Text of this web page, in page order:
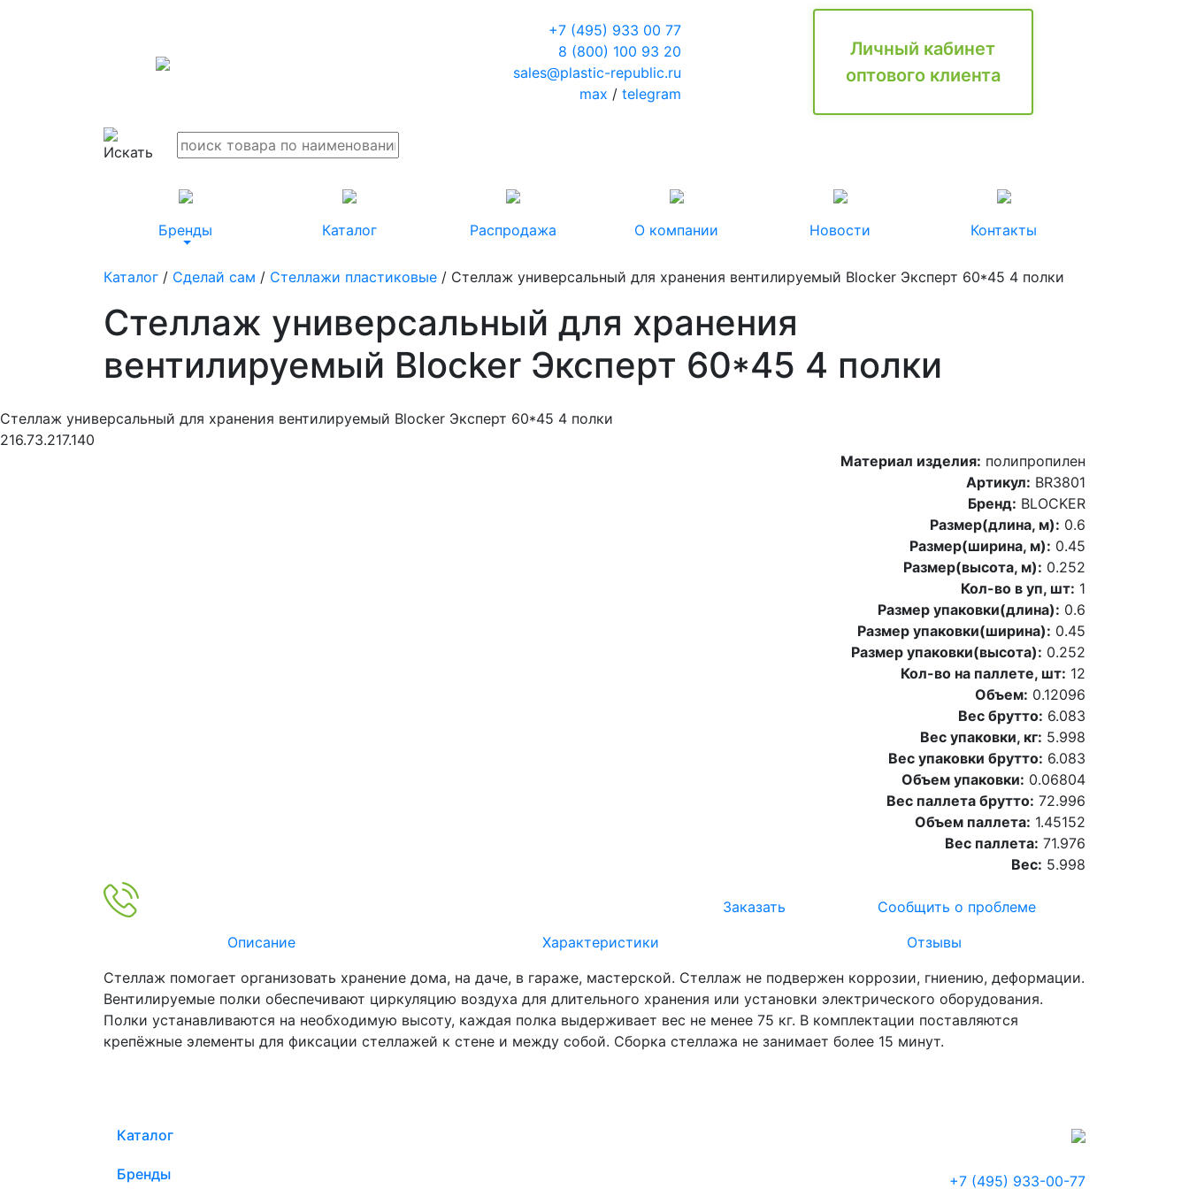
+7 (495) 933 00 77
8 (800) 100 93 20
sales@plastic-republic.ru
max / telegram
Личный кабинет
оптового клиента
Бренды Каталог Распродажа О компании Новости Контакты
Каталог / Сделай сам / Стеллажи пластиковые / Стеллаж универсальный для хранения вентилируемый Blocker Эксперт 60*45 4 полки
Стеллаж универсальный для хранения
вентилируемый Blocker Эксперт 60*45 4 полки
Стеллаж универсальный для хранения вентилируемый Blocker Эксперт 60*45 4 полки
216.73.217.140
Материал изделия: полипропилен
Артикул: BR3801
Бренд: BLOCKER
Размер(длина, м): 0.6
Размер(ширина, м): 0.45
Размер(высота, м): 0.252
Кол-во в уп, шт: 1
Размер упаковки(длина): 0.6
Размер упаковки(ширина): 0.45
Размер упаковки(высота): 0.252
Кол-во на паллете, шт: 12
Объем: 0.12096
Вес брутто: 6.083
Вес упаковки, кг: 5.998
Вес упаковки брутто: 6.083
Объем упаковки: 0.06804
Вес паллета брутто: 72.996
Объем паллета: 1.45152
Вес паллета: 71.976
Вес: 5.998
Заказать
Сообщить о проблеме
Описание
Характеристики
Отзывы
Стеллаж помогает организовать хранение дома, на даче, в гараже, мастерской. Стеллаж не подвержен коррозии, гниению, деформации.
Вентилируемые полки обеспечивают циркуляцию воздуха для длительного хранения или установки электрического оборудования.
Полки устанавливаются на необходимую высоту, каждая полка выдерживает вес не менее 75 кг. В комплектации поставляются
крепёжные элементы для фиксации стеллажей к стене и между собой. Сборка стеллажа не занимает более 15 минут.
Каталог
Бренды +7 (495) 933-00-77